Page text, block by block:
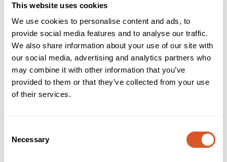
This website uses cookies
We use cookies to personalise content and ads, to
provide social media features and to analyse our traffic.
We also share information about your use of our site with
our social media, advertising and analytics partners who
may combine it with other information that you’ve
provided to them or that they’ve collected from your use
of their services.
Selection
Necessary
SP Massage Cream 450ml